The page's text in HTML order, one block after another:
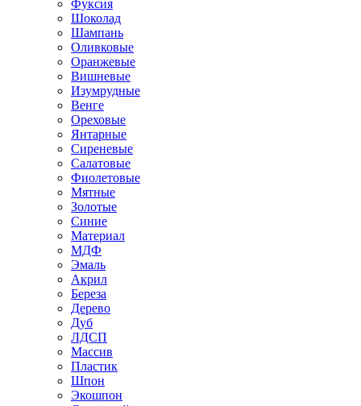
Фуксия
Шоколад
Шампань
Оливковые
Оранжевые
Вишневые
Изумрудные
Венге
Ореховые
Янтарные
Сиреневые
Салатовые
Фиолетовые
Мятные
Золотые
Синие
Материал
МДФ
Эмаль
Акрил
Береза
Дерево
Дуб
ЛДСП
Массив
Пластик
Шпон
Экошпон